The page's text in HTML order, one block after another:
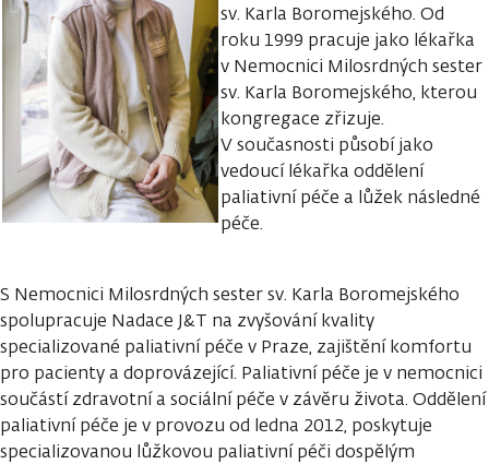
sv. Karla Boromejského. Od
roku 1999 pracuje jako lékařka
v Nemocnici Milosrdných sester
sv. Karla Boromejského, kterou
kongregace zřizuje.
V současnosti působí jako
vedoucí lékařka oddělení
paliativní péče a lůžek následné
péče.
S Nemocnici Milosrdných sester sv. Karla Boromejského
spolupracuje Nadace J&T na zvyšování kvality
specializované paliativní péče v Praze, zajištění komfortu
pro pacienty a doprovázející. Paliativní péče je v nemocnici
součástí zdravotní a sociální péče v závěru života. Oddělení
paliativní péče je v provozu od ledna 2012, poskytuje
specializovanou lůžkovou paliativní péči dospělým